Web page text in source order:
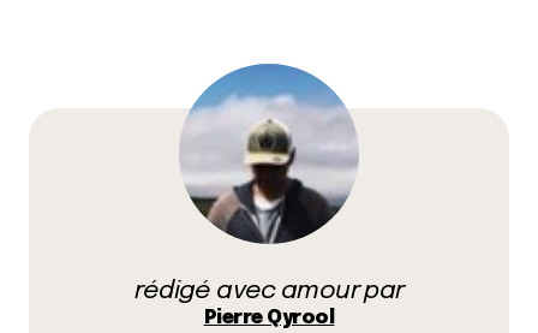
Votre adresse e-mail ne sera pas publiée.
champs obligatoires sont indiqués avec
Prévenez-moi de tous les nouveaux commentaires
rédigé avec amour par
Pierre Qyrool